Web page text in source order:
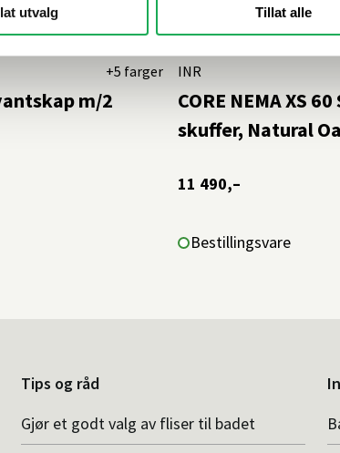
utvalg Tillat alle
m/2
+5 farger
CORE NEMA XS
skuffer, Natural
INR
11 490,–
Bestillingsvare
Tips og råd
Gjør et godt valg av fliser til badet